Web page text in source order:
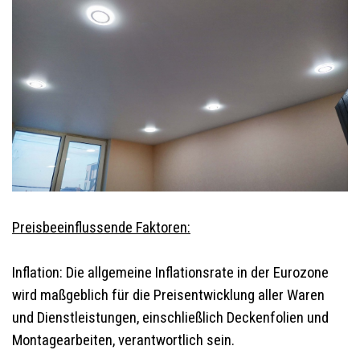
Preisbeeinflussende Faktoren:
Inflation: Die allgemeine Inflationsrate in der Eurozone
wird maßgeblich für die Preisentwicklung aller Waren
und Dienstleistungen, einschließlich Deckenfolien und
Montagearbeiten, verantwortlich sein.